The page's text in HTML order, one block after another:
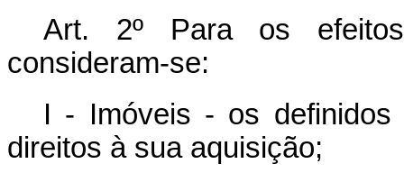
Art. 2º Para os
consideram-se:
I - Imóveis - os
direitos à sua aquisição;